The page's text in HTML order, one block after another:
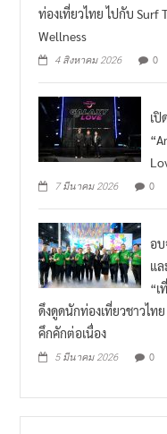
ท่องเที่ยวไทย ไปกับ Surf
Wellness
4 สิงหาคม 2026 0
เปิ
7 มีนาคม 2026 0
อบ
แ
“เ
ดึงดูดนักท่องเที่ยวชาวไท
คึกคักต่อเนื่อง
5 มีนาคม 2026 0